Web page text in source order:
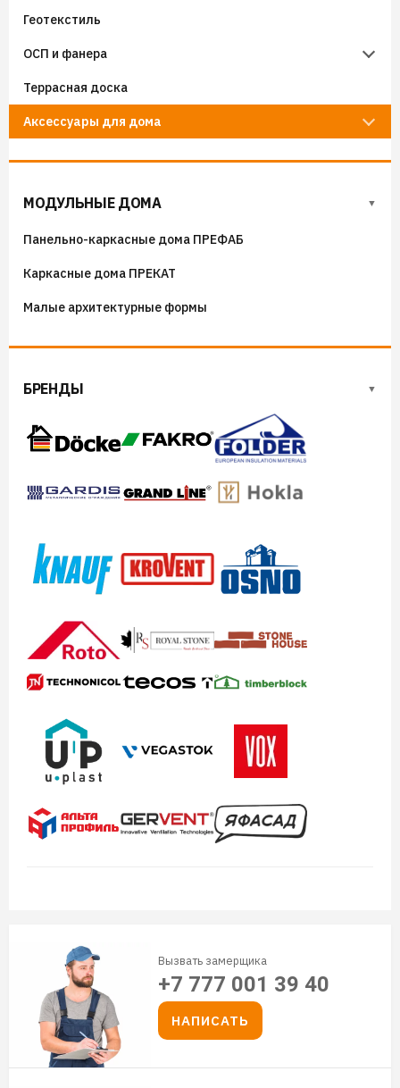
Уплотнители кровельные
Гидроизоляция примыканий
Чердачные лестницы Docke
Геотекстиль
ОСП и фанера
Фанера
ОСП (OSB) плиты
Террасная доска
Аксессуары для дома
МОДУЛЬНЫЕ ДОМА
Панельно-каркасные дома ПРЕФАБ
Каркасные дома ПРЕКАТ
Малые архитектурные формы
БРЕНДЫ
Вызвать замерщика
+7 777 001 39 40
НАПИСАТЬ